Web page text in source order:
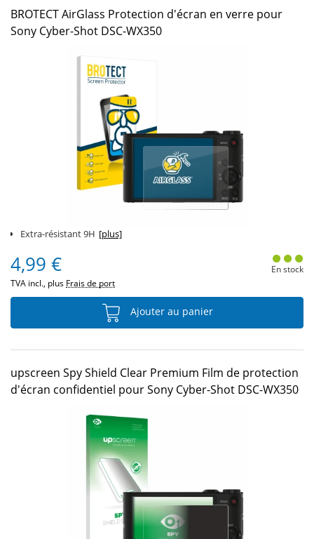
BROTECT AirGlass Protection d'écran en verre pour
Sony Cyber-Shot DSC-WX350
Extra-résistant 9H [plus]
4,99 €
TVA incl., plus Frais de port
En stock
Ajouter au panier
upscreen Spy Shield Clear Premium Film de protection
d'écran confidentiel pour Sony Cyber-Shot DSC-WX350